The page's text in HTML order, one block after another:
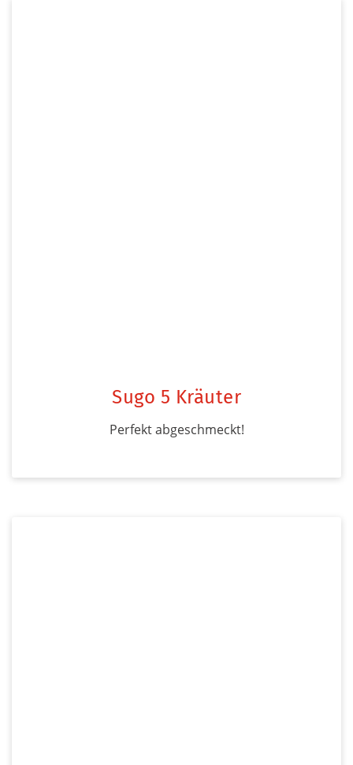
Sugo 5 Kräuter
Perfekt abgeschmeckt!